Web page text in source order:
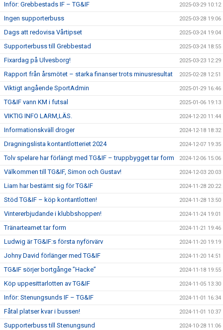
Inför: Grebbestads IF – TG&IF 2025-03-29 10:12
Ingen supporterbuss 2025-03-28 19:06
Dags att redovisa Vårtipset 2025-03-24 19:04
Supporterbuss till Grebbestad 2025-03-24 18:55
Fixardag på Ulvesborg! 2025-03-23 12:29
Rapport från årsmötet – starka finanser trots minusresultat 2025-02-28 12:51
Viktigt angående SportAdmin 2025-01-29 16:46
TG&IF vann KM i futsal 2025-01-06 19:13
VIKTIG INFO LARM,LÄS. 2024-12-20 11:44
Informationskväll droger 2024-12-18 18:32
Dragningslista kontantlotteriet 2024 2024-12-07 19:35
Tolv spelare har förlängt med TG&IF – truppbygget tar form 2024-12-06 15:06
Välkommen till TG&IF, Simon och Gustav! 2024-12-03 20:03
Liam har bestämt sig för TG&IF 2024-11-28 20:22
Stöd TG&IF – köp kontantlotten! 2024-11-28 13:50
Vintererbjudande i klubbshoppen! 2024-11-24 19:01
Tränarteamet tar form 2024-11-21 19:46
Ludwig är TG&IF:s första nyförvärv 2024-11-20 19:19
Johny David förlänger med TG&IF 2024-11-20 14:51
TG&IF sörjer bortgånge ”Hacke” 2024-11-18 19:55
Köp uppesittarlotten av TG&IF 2024-11-05 13:30
Inför: Stenungsunds IF – TG&IF 2024-11-01 16:34
Fåtal platser kvar i bussen! 2024-11-01 10:37
Supporterbuss till Stenungsund 2024-10-28 11:06